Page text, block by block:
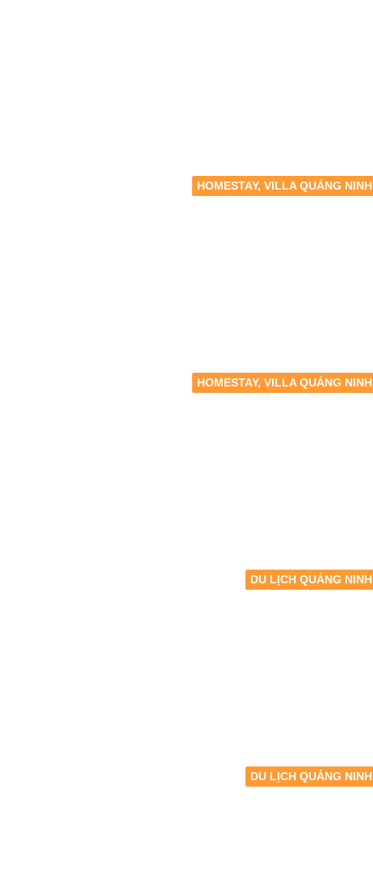
HOMESTAY, VILLA QUẢNG NINH
HOMESTAY, VILLA QUẢNG NINH
DU LỊCH QUẢNG NINH
DU LỊCH QUẢNG NINH